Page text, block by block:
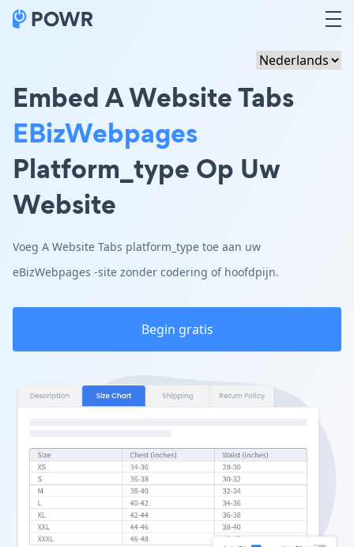
Embed A Website Tabs
EBizWebpages
Platform_type Op Uw
Website
Voeg A Website Tabs platform_type toe aan uw
eBizWebpages -site zonder codering of hoofdpijn.
Begin gratis